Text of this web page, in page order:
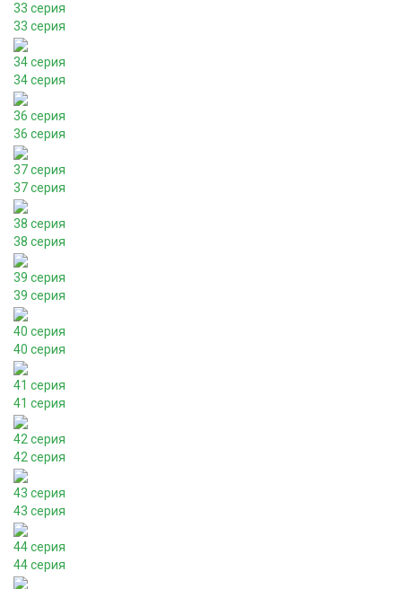
33 серия
33 серия
34 серия
34 серия
36 серия
36 серия
37 серия
37 серия
38 серия
38 серия
39 серия
39 серия
40 серия
40 серия
41 серия
41 серия
42 серия
42 серия
43 серия
43 серия
44 серия
44 серия